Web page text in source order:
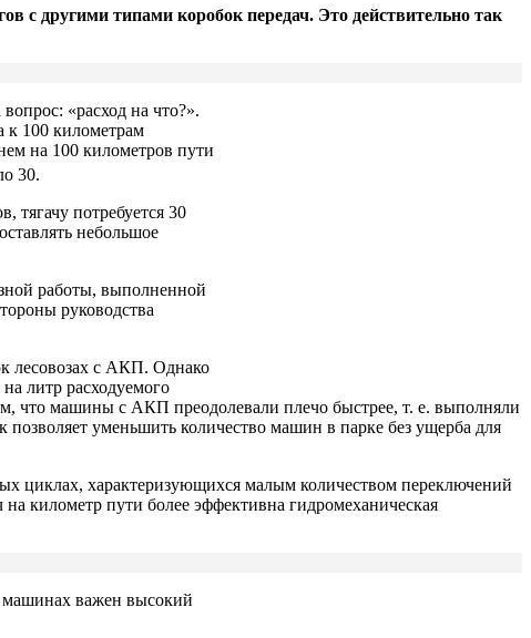
с другими типами коробок передач. Это действительно так
«расход на что?».
к 100 километрам
на 100 километров пути
30.
тягачу потребуется 30
небольшое
работы, выполненной
руководства
лесовозах с АКП. Однако
литр расходуемого
что машины с АКП преодолевали плечо быстрее, т. е. выполняли
уменьшить количество машин в парке без ущерба для
циклах, характеризующихся малым количеством переключений
километр пути более эффективна гидромеханическая
машинах важен высокий